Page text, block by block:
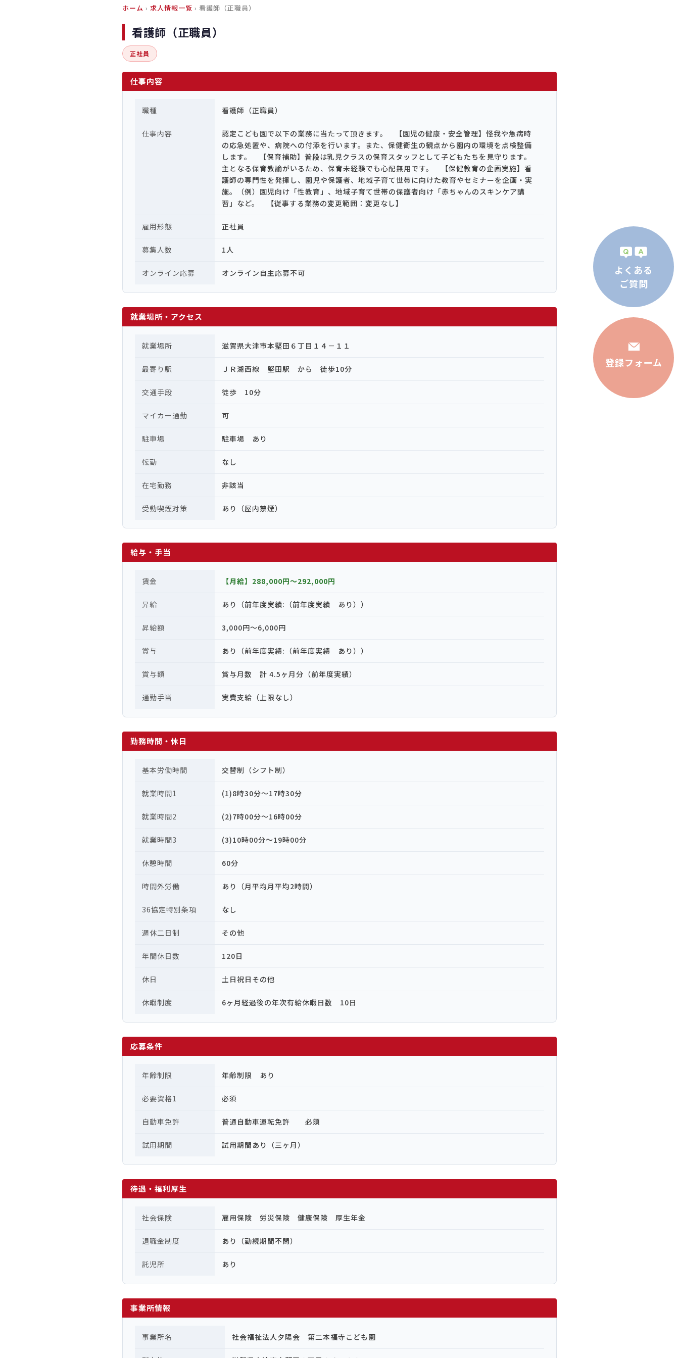
ホーム › 求人情報一覧 › 看護師（正職員）
看護師（正職員）
正社員
仕事内容
職種 看護師（正職員）
仕事内容
認定こども園で以下の業務に当たって頂きます。 【園児の健康・安全管理】怪我や急病時
の応急処置や、病院への付添を行います。また、保健衛生の観点から園内の環境を点検整備
します。 【保育補助】普段は乳児クラスの保育スタッフとして子どもたちを見守ります。
主となる保育教諭がいるため、保育未経験でも心配無用です。 【保健教育の企画実施】看
護師の専門性を発揮し、園児や保護者、地域子育て世帯に向けた教育やセミナーを企画・実
施。（例）園児向け「性教育」、地域子育て世帯の保護者向け「赤ちゃんのスキンケア講
習」など。 【従事する業務の変更範囲：変更なし】
雇用形態 正社員
募集人数 1人
オンライン応募 オンライン自主応募不可
就業場所・アクセス
就業場所 滋賀県大津市本堅田６丁目１４－１１
最寄り駅 ＪＲ湖西線 堅田駅 から 徒歩10分
交通手段 徒歩 10分
マイカー通勤 可
駐車場 駐車場 あり
転勤 なし
在宅勤務 非該当
受動喫煙対策 あり（屋内禁煙）
給与・手当
賃金 【月給】288,000円〜292,000円
昇給 あり（前年度実績:（前年度実績 あり））
昇給額 3,000円〜6,000円
賞与 あり（前年度実績:（前年度実績 あり））
賞与額 賞与月数 計 4.5ヶ月分（前年度実績）
通勤手当 実費支給（上限なし）
勤務時間・休日
基本労働時間 交替制（シフト制）
就業時間1 (1)8時30分～17時30分
就業時間2 (2)7時00分～16時00分
就業時間3 (3)10時00分～19時00分
休憩時間 60分
時間外労働 あり（月平均月平均2時間）
36協定特別条項 なし
週休二日制 その他
年間休日数 120日
休日 土日祝日その他
休暇制度 6ヶ月経過後の年次有給休暇日数 10日
応募条件
年齢制限 年齢制限 あり
必要資格1 必須
自動車免許 普通自動車運転免許 必須
試用期間 試用期間あり（三ヶ月）
待遇・福利厚生
社会保険 雇用保険 労災保険 健康保険 厚生年金
退職金制度 あり（勤続期間不問）
託児所 あり
事業所情報
事業所名 社会福祉法人夕陽会 第二本福寺こども園
よくある
ご質問
登録フォーム